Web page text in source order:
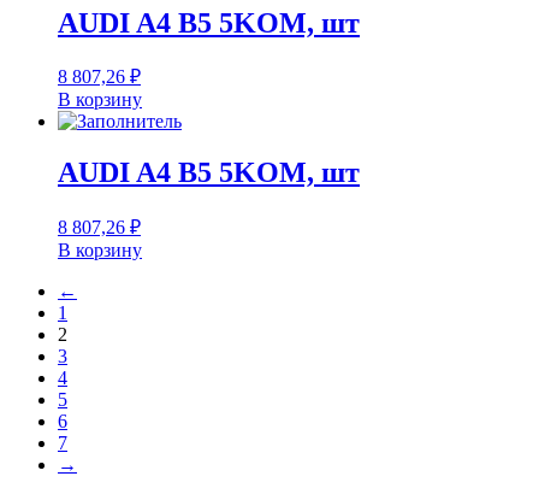
AUDI A4 B5 5KOM, шт
8 807,26 ₽
В корзину
AUDI A4 B5 5KOM, шт
8 807,26 ₽
В корзину
←
1
2
3
4
5
6
7
→